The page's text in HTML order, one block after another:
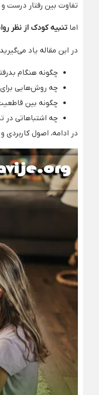
تفاوت بین رفتار درست
اما تنبیه کودک از نظر
در این مقاله یاد
چگونه هنگام
چه روش‌هایی برای
چگونه بین
چه اشتباهاتی در
در ادامه، اصول کاربردی